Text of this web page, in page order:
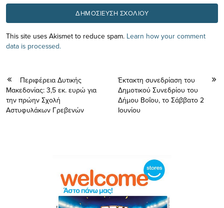
This site uses Akismet to reduce spam. Learn how your comment
data is processed.
Περιφέρεια Δυτικής
Μακεδονίας: 3,5 εκ. ευρώ για
την πρώην Σχολή
Αστυφυλάκων Γρεβενών
Έκτακτη συνεδρίαση του
Δημοτικού Συνεδρίου του
Δήμου Βοΐου, το Σάββατο 2
Ιουνίου